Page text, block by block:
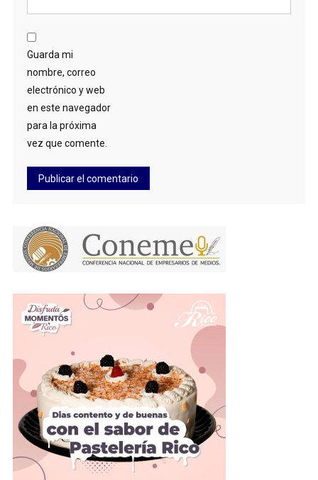
Guarda mi
nombre, correo
electrónico y web
en este navegador
para la próxima
vez que comente.